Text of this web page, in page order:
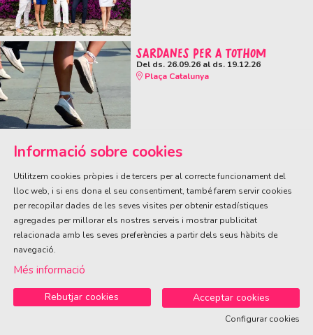
SARDANES PER A TOTHOM
Del ds. 26.09.26al ds. 19.12.26
Plaça Catalunya
ÀREA DE CULTURA
Olivareta, 38 · T. 972 83 00 05
cultura@llagostera.cat
Sitemap
Informació sobre cookies
Utilitzem cookies pròpies i de tercers per al correcte funcionament del
lloc web, i si ens dona el seu consentiment, també farem servir cookies
per recopilar dades de les seves visites per obtenir estadístiques
agregades per millorar els nostres serveis i mostrar publicitat
relacionada amb les seves preferències a partir dels seus hàbits de
navegació.
Més informació
Acceptar cookies
Rebutjar cookies
Configurar cookies